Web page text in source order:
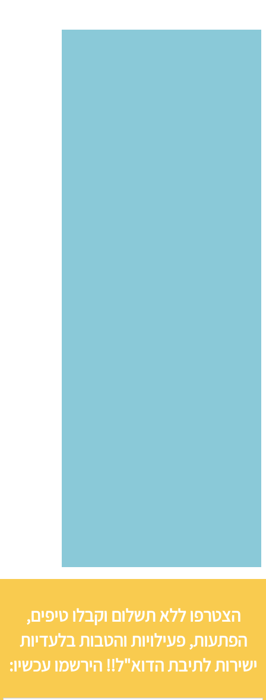
הצטרפו ללא תשלום וקבלו טיפים,
הפתעות, פעילויות והטבות בלעדיות
ישירות לתיבת הדוא"ל!! הירשמו עכשיו: